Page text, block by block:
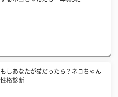
もしあなたが猫だったら？ネコちゃん
性格診断